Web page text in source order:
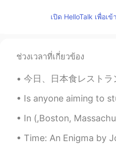
Shuma
JP EN
俺は食べず嫌いで
みすてや
Japanese spice
い！さらに美味し
เปิด HelloTalk เพื่อเ
ช่วงเวลาที่เกี่ยวข้อง
今日、日本食レストランを経営していた友人が私を彼のレストランに迎えてくれました! 刺身が食べられない
Is anyone aiming to study overseas at a top
In (,Boston, Massachusetts)little italy this Monday
Time: An Enigma by Jonathan Swift. EVER eating,